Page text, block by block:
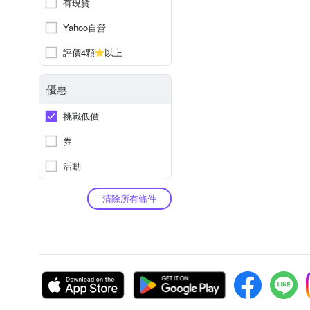
Yahoo自營
評價4顆
以上
優惠
挑戰低價
券
活動
清除所有條件